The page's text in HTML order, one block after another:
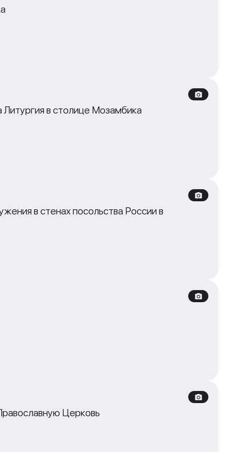
в столице Мозамбика
в стенах посольства России в
Церковь